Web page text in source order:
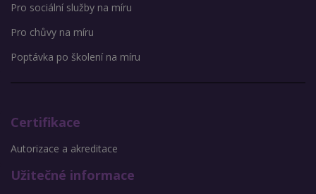
Pro sociální služby na míru
Pro chůvy na míru
Poptávka po školení na míru
Certifikace
Autorizace a akreditace
Užitečné informace